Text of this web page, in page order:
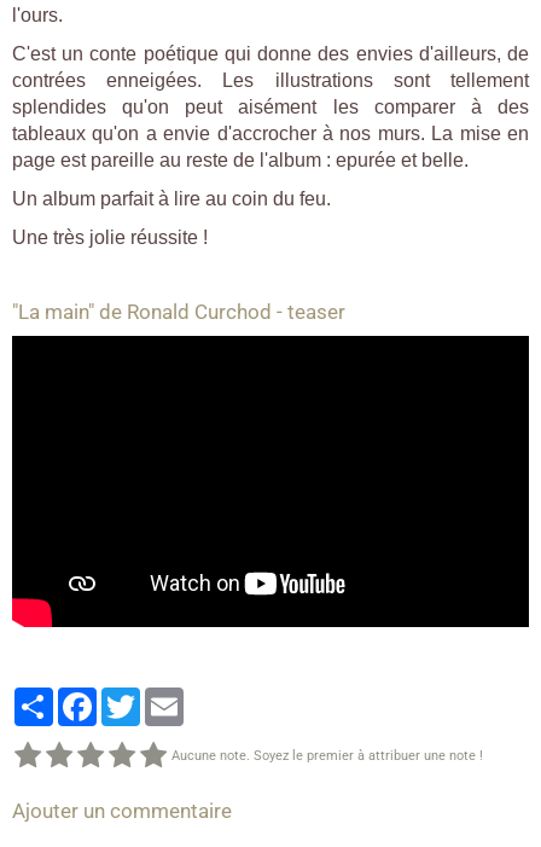
l'ours.
C'est un conte poétique qui donne des envies d'ailleurs, de
contrées enneigées. Les illustrations sont tellement
splendides qu'on peut aisément les comparer à des
tableaux qu'on a envie d'accrocher à nos murs. La mise en
page est pareille au reste de l'album : epurée et belle.
Un album parfait à lire au coin du feu.
Une très jolie réussite !
"La main" de Ronald Curchod - teaser
PartagerFacebook
Twitter
Aucune note. Soyez le premier à attribuer une note !
Ajouter un commentaire